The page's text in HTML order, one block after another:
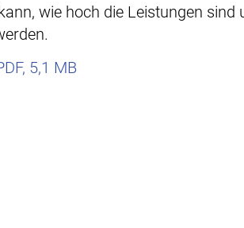
wie hoch die Leistungen sind
5,1 MB